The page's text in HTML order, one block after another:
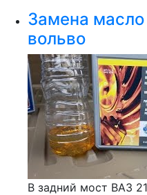
Замена масло
вольво
В задний мост ВАЗ